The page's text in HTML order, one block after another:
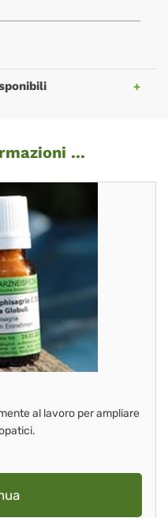
...
al lavoro per ampliare